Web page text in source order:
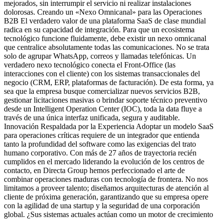
mejorados, sin interrumpir el servicio ni realizar instalaciones
dolorosas. Creando un «Nexo Omnicanal» para las Operaciones
B2B El verdadero valor de una plataforma SaaS de clase mundial
radica en su capacidad de integración. Para que un ecosistema
tecnológico funcione fluidamente, debe existir un nexo omnicanal
que centralice absolutamente todas las comunicaciones. No se trata
solo de agrupar WhatsApp, correos y llamadas telefónicas. Un
verdadero nexo tecnológico conecta el Front-Office (las
interacciones con el cliente) con los sistemas transaccionales del
negocio (CRM, ERP, plataformas de facturación). De esta forma, ya
sea que la empresa busque comercializar nuevos servicios B2B,
gestionar licitaciones masivas o brindar soporte técnico preventivo
desde un Intelligent Operation Center (IOC), toda la data fluye a
través de una única interfaz unificada, segura y auditable.
Innovación Respaldada por la Experiencia Adoptar un modelo SaaS
para operaciones críticas requiere de un integrador que entienda
tanto la profundidad del software como las exigencias del trato
humano corporativo. Con más de 27 años de trayectoria recién
cumplidos en el mercado liderando la evolución de los centros de
contacto, en Directa Group hemos perfeccionado el arte de
combinar operaciones maduras con tecnología de frontera. No nos
limitamos a proveer talento; diseñamos arquitecturas de atención al
cliente de próxima generación, garantizando que su empresa opere
con la agilidad de una startup y la seguridad de una corporación
global. ¿Sus sistemas actuales actúan como un motor de crecimiento